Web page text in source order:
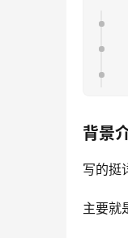
背景
写的挺
主要就